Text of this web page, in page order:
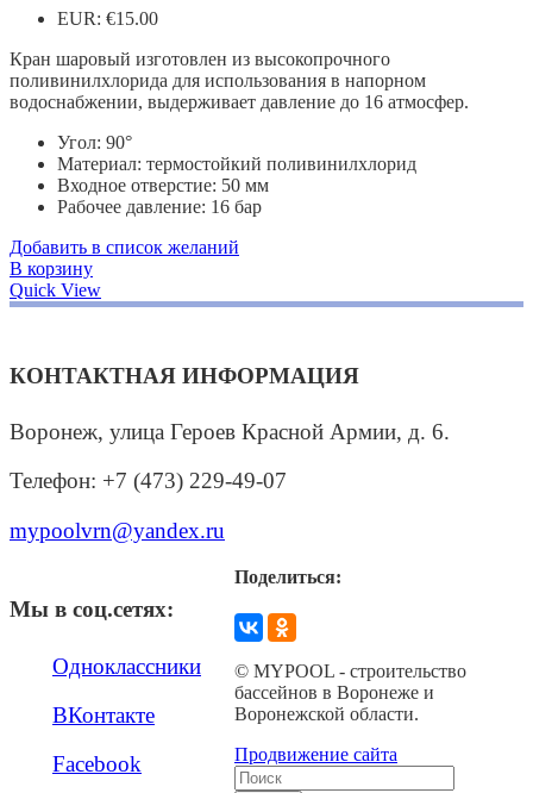
EUR: €15.00
Кран шаровый изготовлен из высокопрочного
поливинилхлорида для использования в напорном
водоснабжении, выдерживает давление до 16 атмосфер.
Угол: 90°
Материал: термостойкий поливинилхлорид
Входное отверстие: 50 мм
Рабочее давление: 16 бар
Добавить в список желаний
В корзину
Quick View
КОНТАКТНАЯ ИНФОРМАЦИЯ
Воронеж, улица Героев Красной Армии, д. 6.
Телефон: +7 (473) 229-49-07
mypoolvrn@yandex.ru
Мы в соц.сетях:
Одноклассники
ВКонтакте
Facebook
Поделиться:
© MYPOOL - строительство
бассейнов в Воронеже и
Воронежской области.
Продвижение сайта